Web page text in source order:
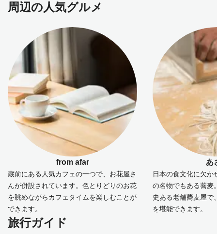
周辺の人気グルメ
from afar
蔵前にある人気カフェの一つで、お花屋さ
んが併設されています。色とりどりのお花
を眺めながらカフェタイムを楽しむことが
できます。
あ
日本の食文化に欠か
の名物でもある蕎麦
史ある老舗蕎麦屋で
を堪能できます。
旅行ガイド